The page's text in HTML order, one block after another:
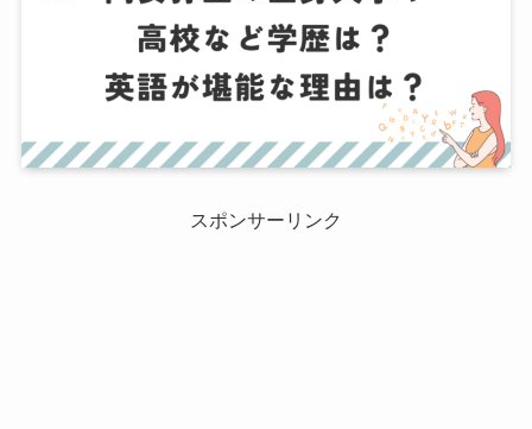
スポンサーリンク